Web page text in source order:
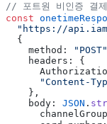
// 포트원 비인증 결
const
"https://
  {
    method:
"POST"
    headers: {
"Content-
    },
    body:
JSON .